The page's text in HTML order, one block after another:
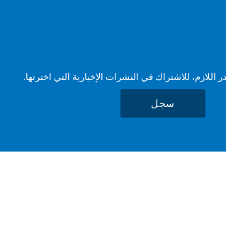
للاشتراك في النشرات الإخبارية التي اخترتها.
سجل